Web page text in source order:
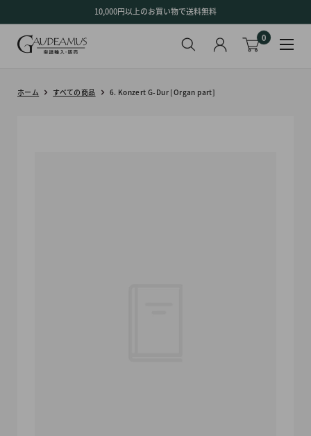
ン
10,000円以上のお買い物で送料無料
0
ホーム すべての商品 6. Konzert G-Dur [Organ part]